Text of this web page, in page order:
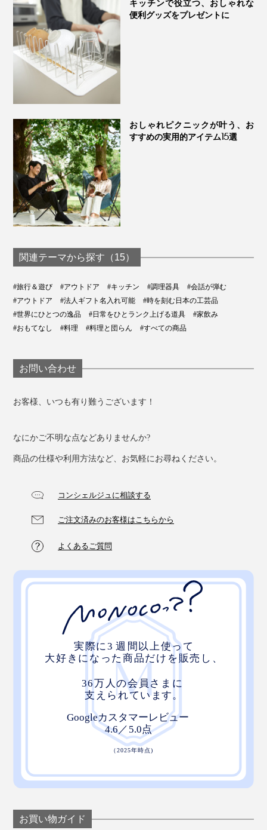
キッチンで役立つ、おしゃれな
便利グッズをプレゼントに
おしゃれピクニックが叶う、お
すすめの実用的アイテム15選
関連テーマから探す（15）
#旅行＆遊び #アウトドア #キッチン #調理器具
#会話が弾む
#アウトドア
#法人ギフト名入れ可能
#時を刻む日本の工芸品
#世界にひとつの逸品
#日常をひとランク上げる道具
#家飲み
#おもてなし
#料理 #料理と団らん #すべての商品
お問い合わせ
お客様、いつも有り難うございます！
なにかご不明な点などありませんか?
商品の仕様や利用方法など、お気軽にお尋ねください。
コンシェルジュに相談する
ご注文済みのお客様はこちらから
よくあるご質問
お買い物ガイド